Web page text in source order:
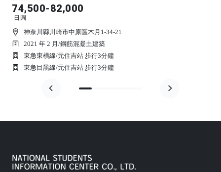
74,500-82,000
日圓
神奈川縣川崎市中原區木月1-34-21
2021 年 2 月 /鋼筋混凝土建築
東急東橫線/元住吉站 步行3分鐘
東急目黑線/元住吉站 步行3分鐘